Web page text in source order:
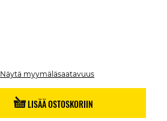
Näytä myymäläsaatavuus
LISÄÄ OSTOSKORIIN